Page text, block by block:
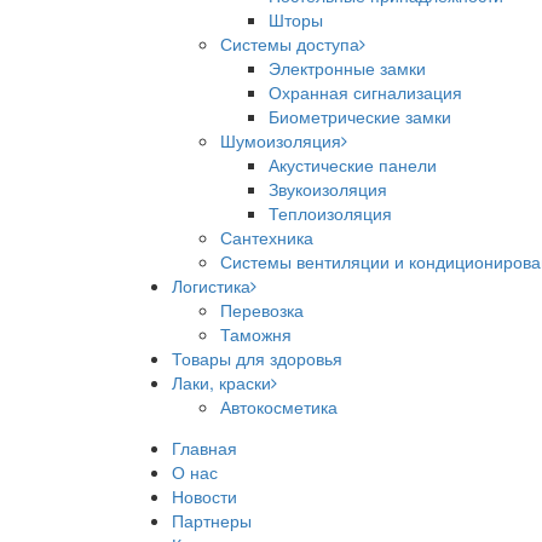
Шторы
Системы доступа
Электронные замки
Охранная сигнализация
Биометрические замки
Шумоизоляция
Акустические панели
Звукоизоляция
Теплоизоляция
Сантехника
Системы вентиляции и
Логистика
Перевозка
Таможня
Товары для здоровья
Лаки, краски
Автокосметика
Главная
О нас
Новости
Партнеры